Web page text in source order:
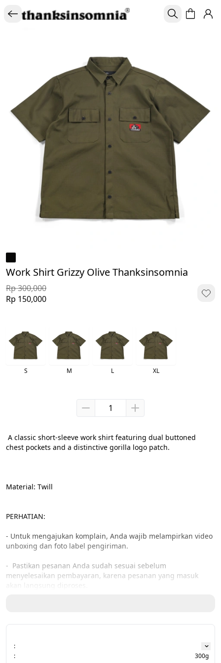
Work Shirt Grizzy Olive Thanksinsomnia
Rp 300,000
Rp 150,000
S M L XL
A classic short-sleeve work shirt featuring dual buttoned
chest pockets and a distinctive gorilla logo patch.
Material: Twill
PERHATIAN:
- Untuk mengajukan komplain, Anda wajib melampirkan video
unboxing dan foto label pengiriman.
-  Pastikan pesanan Anda sudah sesuai sebelum
menyelesaikan pembayaran, karena pesanan yang masuk
:
:
300g